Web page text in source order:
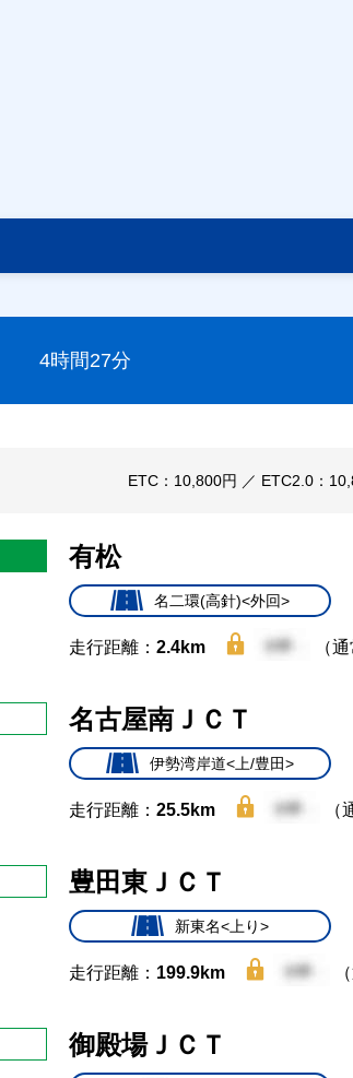
4時間27分
ETC：10,800円 ／ ETC2.0：
有松
名二環(高針)<外回>
走行距離： 2.4km （
名古屋南ＪＣＴ
伊勢湾岸道<上/豊田>
走行距離： 25.5km （
豊田東ＪＣＴ
新東名<上り>
走行距離： 199.9km
御殿場ＪＣＴ